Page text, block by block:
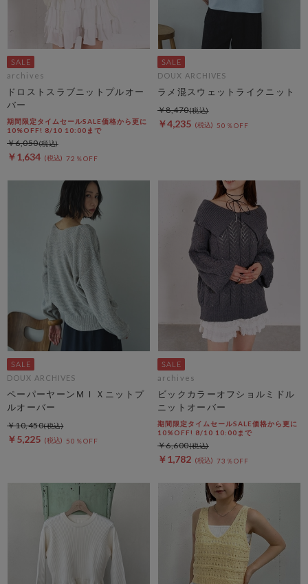
archives
ドロストスラブニットプルオー
バー
期間限定タイムセールSALE価格から更に
10%OFF! 8/10 10:00まで
￥1,634 72％OFF
￥6,050
DOUX ARCHIVES
ラメ混スウェットライクニット
￥4,235 50％OFF
￥8,470
DOUX ARCHIVES
ペーパーヤーンＭＩＸニットプ
ルオーバー
￥5,225 50％OFF
￥10,450
archives
ビックカラーオフショルミドル
ニットオーバー
期間限定タイムセールSALE価格から更に
10%OFF! 8/10 10:00まで
￥1,782 73％OFF
￥6,600